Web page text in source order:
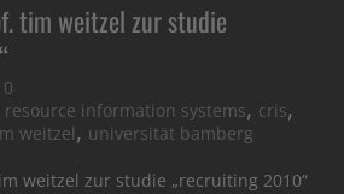
tim weitzel zur studie
information systems, cris,
weitzel, universität bamberg
weitzel zur studie „recruiting 2010“